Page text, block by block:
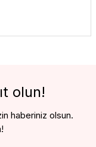
olun!
haberiniz olsun.